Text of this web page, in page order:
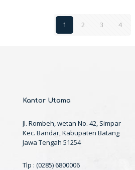
1 2 3 4
Kantor Utama
Jl. Rombeh, wetan No. 42, Simpar
Kec. Bandar, Kabupaten Batang
Jawa Tengah 51254
Tlp : (0285) 6800006